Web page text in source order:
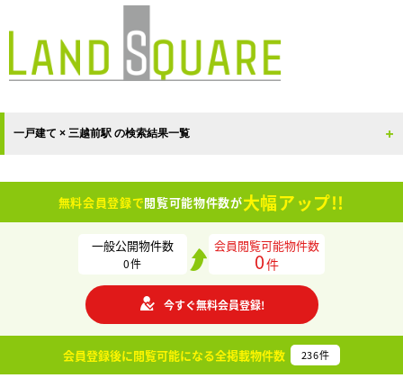
一戸建て × 三越前駅 の検索結果一覧
無料会員登録で閲覧可能物件数が大幅アップ!!
一般公開物件数
0件
会員閲覧可能物件数
0件
今すぐ無料会員登録!
会員登録後に閲覧可能になる全掲載物件数 236件